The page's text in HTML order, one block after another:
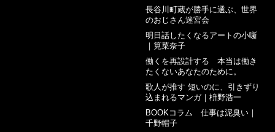
長谷川町蔵が勝手に選ぶ、世界
のおじさん迷宮会
明日話したくなるアートの小噺
｜筧菜奈子
働くを再設計する 本当は働き
たくないあなたのために。
歌人が推す 短いのに、引きずり
込まれるマンガ｜枡野浩一
BOOKコラム 仕事は泥臭い｜
千野帽子